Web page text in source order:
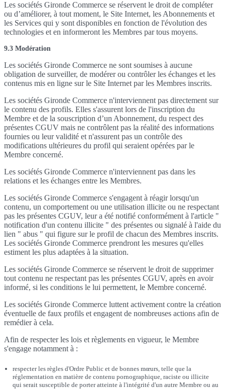
Les sociétés Gironde Commerce se réservent le droit de compléter
ou d’améliorer, à tout moment, le Site Internet, les Abonnements et
les Services qui y sont disponibles en fonction de l'évolution des
technologies et en informeront les Membres par tous moyens.
9.3 Modération
Les sociétés Gironde Commerce ne sont soumises à aucune
obligation de surveiller, de modérer ou contrôler les échanges et les
contenus mis en ligne sur le Site Internet par les Membres inscrits.
Les sociétés Gironde Commerce n'interviennent pas directement sur
le contenu des profils. Elles s'assurent lors de l'inscription du
Membre et de la souscription d’un Abonnement, du respect des
présentes CGUV mais ne contrôlent pas la réalité des informations
fournies ou leur validité et n'assurent pas un contrôle des
modifications ultérieures du profil qui seraient opérées par le
Membre concerné.
Les sociétés Gironde Commerce n'interviennent pas dans les
relations et les échanges entre les Membres.
Les sociétés Gironde Commerce s'engagent à réagir lorsqu'un
contenu, un comportement ou une utilisation illicite ou ne respectant
pas les présentes CGUV, leur a été notifié conformément à l'article "
notification d'un contenu illicite " des présentes ou signalé à l'aide du
lien " abus " qui figure sur le profil de chacun des Membres inscrits.
Les sociétés Gironde Commerce prendront les mesures qu'elles
estiment les plus adaptées à la situation.
Les sociétés Gironde Commerce se réservent le droit de supprimer
tout contenu ne respectant pas les présentes CGUV, après en avoir
informé, si les conditions le lui permettent, le Membre concerné.
Les sociétés Gironde Commerce luttent activement contre la création
éventuelle de faux profils et engagent de nombreuses actions afin de
remédier à cela.
Afin de respecter les lois et règlements en vigueur, le Membre
s'engage notamment à :
respecter les règles d'Ordre Public et de bonnes mœurs, telle que la
réglementation en matière de contenu pornographique, raciste ou illicite
qui serait susceptible de porter atteinte à l'intégrité d'un autre Membre ou au